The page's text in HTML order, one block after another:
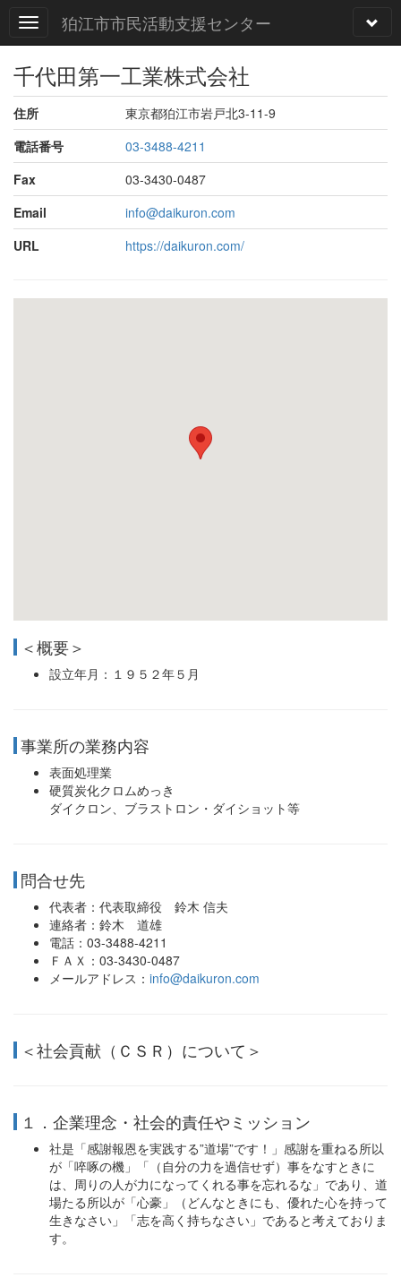
狛江市市民活動支援センター
千代田第一工業株式会社
住所
東京都狛江市岩戸北3-11-9
電話番号
03-3488-4211
Fax
03-3430-0487
Email
info@daikuron.com
URL
https://daikuron.com/
＜概要＞
設立年月：１９５２年５月
事業所の業務内容
表面処理業
硬質炭化クロムめっき
ダイクロン、ブラストロン・ダイショット等
問合せ先
代表者：代表取締役 鈴木 信夫
連絡者：鈴木 道雄
電話：03-3488-4211
ＦＡＸ：03-3430-0487
メールアドレス： info@daikuron.com
＜社会貢献（ＣＳＲ）について＞
１．企業理念・社会的責任やミッション
社是「感謝報恩を実践する”道場”です！」感謝を重ねる所以
が「啐啄の機」「（自分の力を過信せず）事をなすときに
は、周りの人が力になってくれる事を忘れるな」であり、道
場たる所以が「心豪」（どんなときにも、優れた心を持って
生きなさい」「志を高く持ちなさい」であると考えておりま
す。